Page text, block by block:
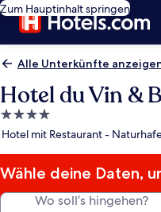
Zum Hauptinhalt springen
Alle Unterkünfte
Hotel du Vin &
4.0-
Sterne-
Hotel mit Restaurant -
Wähle deine Daten,
Wo soll’s hingehen?